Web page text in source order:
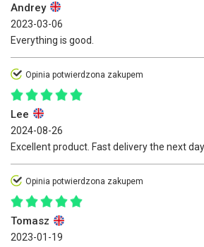
Andrey
2023-03-06
Everything is good.
Opinia potwierdzona zakupem
Lee
2024-08-26
Excellent product. Fast delivery the next
Opinia potwierdzona zakupem
Tomasz
2023-01-19